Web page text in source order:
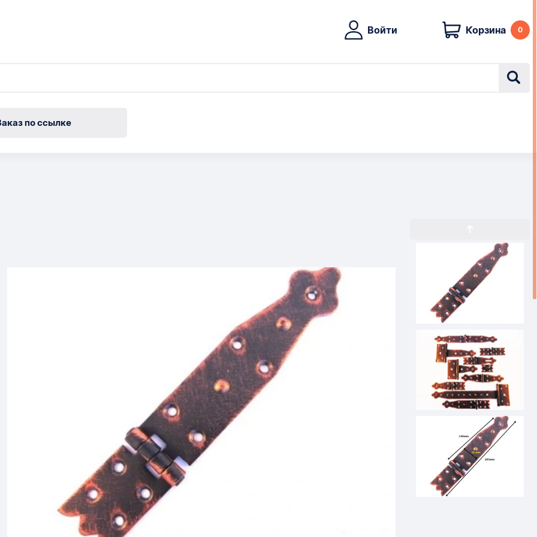
Войти Корзина 0
по ссылке